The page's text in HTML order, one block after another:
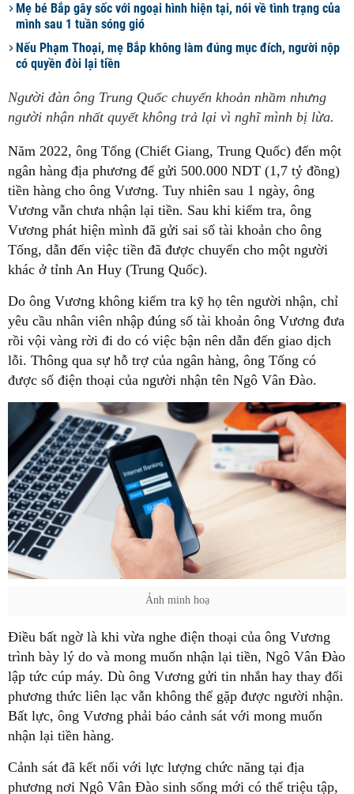
Mẹ bé Bắp gây sốc với ngoại hình hiện tại, nói về tình trạng của
mình sau 1 tuần sóng gió
Nếu Phạm Thoại, mẹ Bắp không làm đúng mục đích, người nộp
có quyền đòi lại tiền
Người đàn ông Trung Quốc chuyển khoản nhầm nhưng
người nhận nhất quyết không trả lại vì nghĩ mình bị lừa.
Năm 2022, ông Tống (Chiết Giang, Trung Quốc) đến một
ngân hàng địa phương để gửi 500.000 NDT (1,7 tỷ đồng)
tiền hàng cho ông Vương. Tuy nhiên sau 1 ngày, ông
Vương vẫn chưa nhận lại tiền. Sau khi kiểm tra, ông
Vương phát hiện mình đã gửi sai số tài khoản cho ông
Tống, dẫn đến việc tiền đã được chuyển cho một người
khác ở tỉnh An Huy (Trung Quốc).
Do ông Vương không kiểm tra kỹ họ tên người nhận, chỉ
yêu cầu nhân viên nhập đúng số tài khoản ông Vương đưa
rồi vội vàng rời đi do có việc bận nên dẫn đến giao dịch
lỗi. Thông qua sự hỗ trợ của ngân hàng, ông Tống có
được số điện thoại của người nhận tên Ngô Vân Đào.
Ảnh minh hoạ
Điều bất ngờ là khi vừa nghe điện thoại của ông Vương
trình bày lý do và mong muốn nhận lại tiền, Ngô Vân Đào
lập tức cúp máy. Dù ông Vương gửi tin nhắn hay thay đổi
phương thức liên lạc vẫn không thể gặp được người nhận.
Bất lực, ông Vương phải báo cảnh sát với mong muốn
nhận lại tiền hàng.
Cảnh sát đã kết nối với lực lượng chức năng tại địa
phương nơi Ngô Vân Đào sinh sống mới có thể triệu tập,